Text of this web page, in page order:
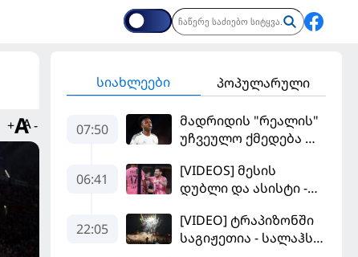
+ -
სიახლეები პოპულარული
07:50
მადრიდის "რეალის"
უჩვეულო ქმედება და
ვინისიუსის
მომავალი გადაწყდა
06:41
[VIDEOS] მესის
დუბლი და ასისტი -
"სან ლუისს" მოუგო
22:05
[VIDEO] ტრაპიზონში
საგიჟეთია - სალაჰს